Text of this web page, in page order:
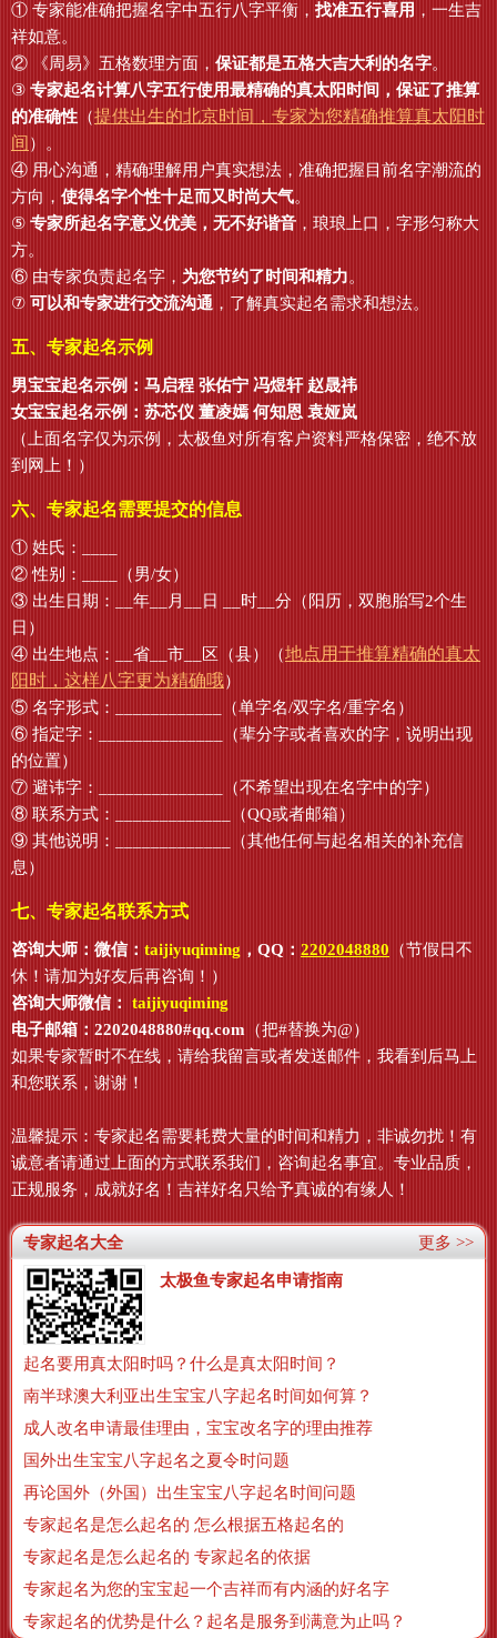
① 专家能准确把握名字中五行八字平衡， 找准五行喜用 ，一生吉
祥如意。
② 《周易》五格数理方面， 保证都是五格大吉大利的名字。
③ 专家起名计算八字五行使用最精确的真太阳时间，保证了推算
的准确性 （提供出生的北京时间，专家为您精确推算真太阳时
间 ）。
④ 用心沟通，精确理解用户真实想法，准确把握目前名字潮流的
方向， 使得名字个性十足而又时尚大气。
⑤ 专家所起名字意义优美，无不好谐音 ，琅琅上口，字形匀称大
方。
⑥ 由专家负责起名字， 为您节约了时间和精力。
⑦ 可以和专家进行交流沟通 ，了解真实起名需求和想法。
五、专家起名示例
男宝宝起名示例：马启程 张佑宁 冯煜轩 赵晟祎
女宝宝起名示例：苏芯仪 董凌嫣 何知恩 袁娅岚
（上面名字仅为示例，太极鱼对所有客户资料严格保密，绝不放
到网上！）
六、专家起名需要提交的信息
① 姓氏：____
② 性别：____（男/女）
③ 出生日期：__年__月__日 __时__分（阳历，双胞胎写2个生
日）
④ 出生地点：__省__市__区（县）（地点用于推算精确的真太
阳时，这样八字更为精确哦）
⑤ 名字形式：____________（单字名/双字名/重字名）
⑥ 指定字：______________（辈分字或者喜欢的字，说明出现
的位置）
⑦ 避讳字：______________（不希望出现在名字中的字）
⑧ 联系方式：_____________（QQ或者邮箱）
⑨ 其他说明：_____________（其他任何与起名相关的补充信
息）
七、专家起名联系方式
咨询大师：微信： taijiyuqiming ，QQ： 2202048880 （节假日不
休！请加为好友后再咨询！）
咨询大师微信： taijiyuqiming
电子邮箱：2202048880#qq.com （把#替换为@）
如果专家暂时不在线，请给我留言或者发送邮件，我看到后马上
和您联系，谢谢！
温馨提示：专家起名需要耗费大量的时间和精力，非诚勿扰！有
诚意者请通过上面的方式联系我们，咨询起名事宜。专业品质，
正规服务，成就好名！吉祥好名只给予真诚的有缘人！
更多 >>
专家起名大全
太极鱼专家起名申请指南
起名要用真太阳时吗？什么是真太阳时间？
南半球澳大利亚出生宝宝八字起名时间如何算？
成人改名申请最佳理由，宝宝改名字的理由推荐
国外出生宝宝八字起名之夏令时问题
再论国外（外国）出生宝宝八字起名时间问题
专家起名是怎么起名的 怎么根据五格起名的
专家起名是怎么起名的 专家起名的依据
专家起名为您的宝宝起一个吉祥而有内涵的好名字
专家起名的优势是什么？起名是服务到满意为止吗？